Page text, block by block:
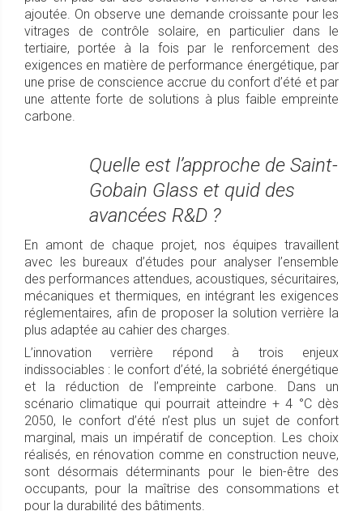
ajoutée. On observe une demande croissante pour les
vitrages de contrôle solaire, en particulier dans le
tertiaire, portée à la fois par le renforcement des
exigences en matière de performance énergétique, par
une prise de conscience accrue du confort d’été et par
une attente forte de solutions à plus faible empreinte
carbone.
Quelle est l’approche de Saint-
Gobain Glass et quid des
avancées R&D ?
En amont de chaque projet, nos équipes travaillent
avec les bureaux d’études pour analyser l’ensemble
des performances attendues, acoustiques, sécuritaires,
mécaniques et thermiques, en intégrant les exigences
réglementaires, afin de proposer la solution verrière la
plus adaptée au cahier des charges.
L’innovation verrière répond à trois enjeux
indissociables : le confort d’été, la sobriété énergétique
et la réduction de l’empreinte carbone. Dans un
scénario climatique qui pourrait atteindre + 4 °C dès
2050, le confort d’été n’est plus un sujet de confort
marginal, mais un impératif de conception. Les choix
réalisés, en rénovation comme en construction neuve,
sont désormais déterminants pour le bien-être des
occupants, pour la maîtrise des consommations et
pour la durabilité des bâtiments.